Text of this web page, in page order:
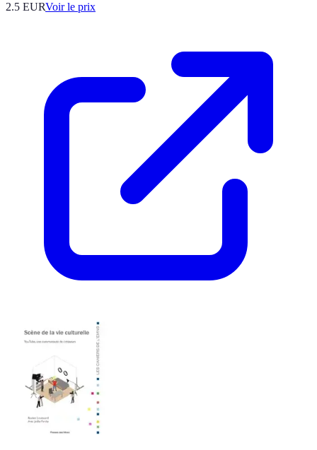
2.5 EURVoir le prix